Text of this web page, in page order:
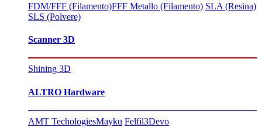
FDM/FFF (Filamento)FFF Metallo (Filamento) SLA (Resina)
SLS (Polvere)
Scanner 3D
Shining 3D
ALTRO Hardware
AMT TechologiesMayku Felfil3Devo